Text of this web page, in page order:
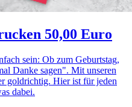
50,00 Euro
sein: Ob zum Geburtstag,
Danke sagen". Mit unseren
goldrichtig. Hier ist für jeden
dabei.